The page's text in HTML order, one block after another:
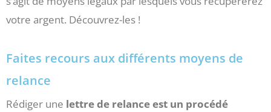
votre argent. Découvrez-les !
Faites recours aux différents moyens de
relance
Rédiger une lettre de relance est un procédé